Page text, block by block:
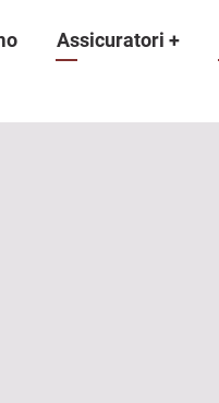
Assicuratori +